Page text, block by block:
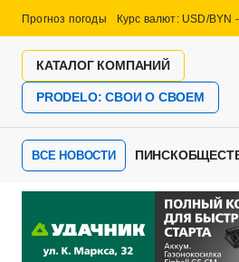
Прогноз погоды Курс валют: USD/BYN
КАТАЛОГ КОМПАНИЙ
PRODELO: СВОИ О СВОЕМ
ВСЕ НОВОСТИ ПИНСК